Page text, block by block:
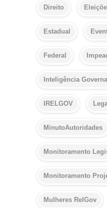
Direito
Estadual
Federal
Inteligência
IRELGOV
MinutoAutoridades
Monitoramento
Monitoramento
Mulheres RelGov